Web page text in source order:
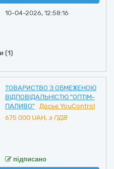
10-04-2026, 12:58:16
(1)
ТОВАРИСТВО З ОБМЕЖЕНОЮ
ВІДПОВІДАЛЬНІСТЮ "ОПТІМ-
ПАЛИВО"
Досьє YouControl
675 000 UAH, з ПДВ
підписано